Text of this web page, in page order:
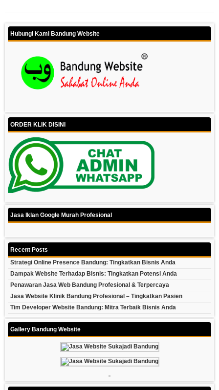
Hubungi Kami Bandung Website
ORDER KLIK DISINI
Jasa Iklan Google Murah Profesional
Recent Posts
Strategi Online Presence Bandung: Tingkatkan Bisnis Anda
Dampak Website Terhadap Bisnis: Tingkatkan Potensi Anda
Penawaran Jasa Web Bandung Profesional & Terpercaya
Jasa Website Klinik Bandung Profesional – Tingkatkan Pasien
Tim Developer Website Bandung: Mitra Terbaik Bisnis Anda
Gallery Bandung Website